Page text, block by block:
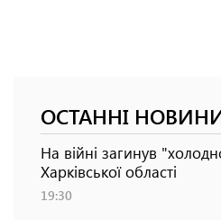
ОСТАННІ
На війні загинув
Харківської області
19:30